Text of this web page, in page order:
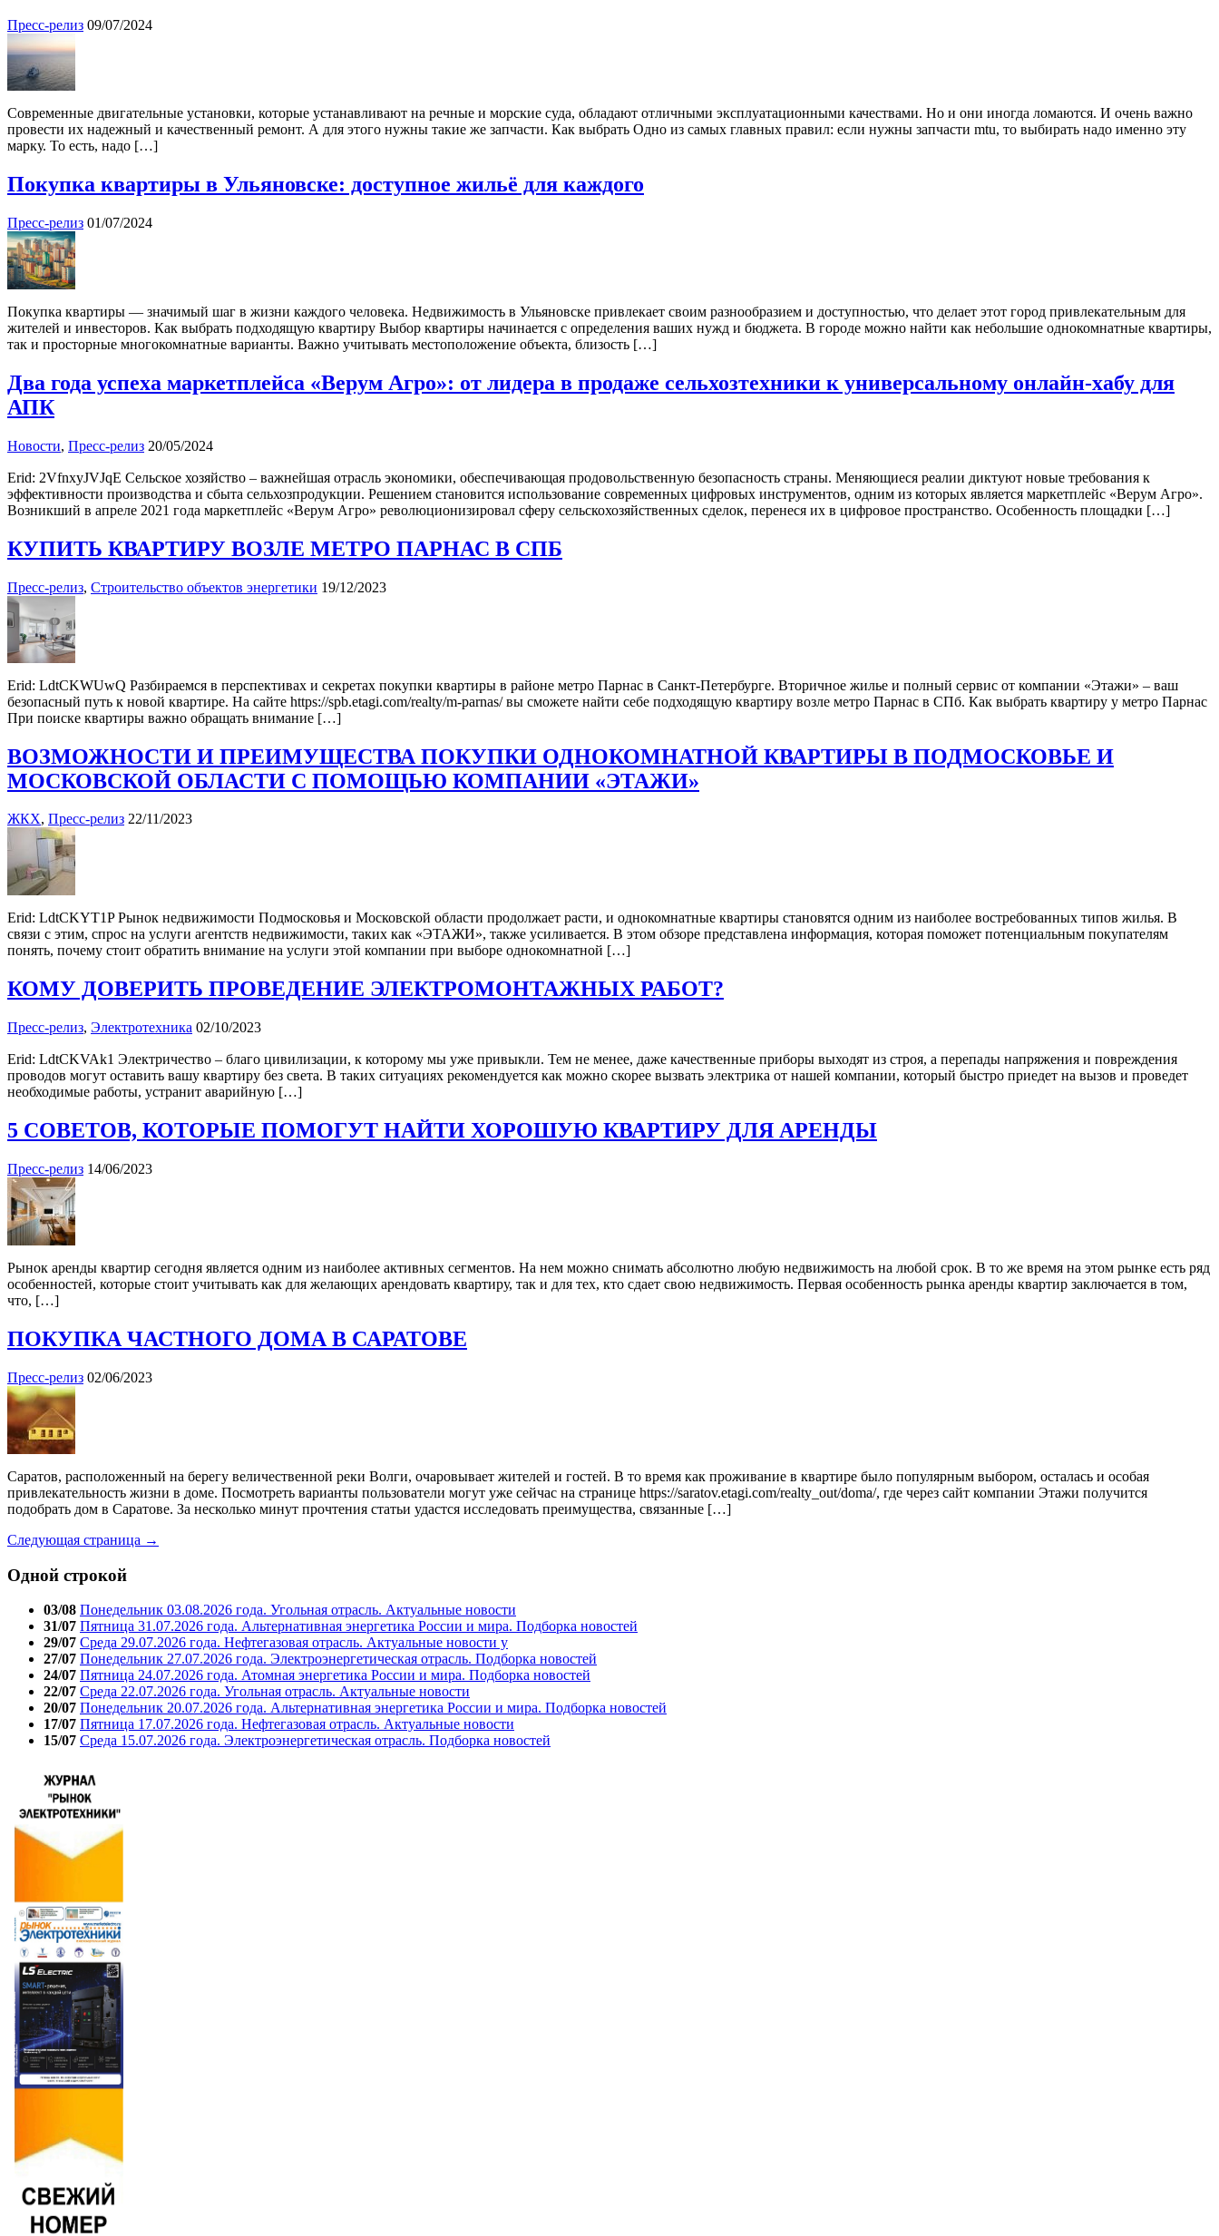
Пресс-релиз 09/07/2024
Современные двигательные установки, которые устанавливают на речные и морские суда, обладают отличными эксплуатационными качествами. Но и они иногда ломаются. И очень важно
провести их надежный и качественный ремонт. А для этого нужны такие же запчасти. Как выбрать Одно из самых главных правил: если нужны запчасти mtu, то выбирать надо именно эту
марку. То есть, надо […]
Покупка квартиры в Ульяновске: доступное жильё для каждого
Пресс-релиз 01/07/2024
Покупка квартиры — значимый шаг в жизни каждого человека. Недвижимость в Ульяновске привлекает своим разнообразием и доступностью, что делает этот город привлекательным для
жителей и инвесторов. Как выбрать подходящую квартиру Выбор квартиры начинается с определения ваших нужд и бюджета. В городе можно найти как небольшие однокомнатные квартиры,
так и просторные многокомнатные варианты. Важно учитывать местоположение объекта, близость […]
Два года успеха маркетплейса «Верум Агро»: от лидера в продаже сельхозтехники к универсальному онлайн-хабу для
АПК
Новости, Пресс-релиз 20/05/2024
Erid: 2VfnxyJVJqE Сельское хозяйство – важнейшая отрасль экономики, обеспечивающая продовольственную безопасность страны. Меняющиеся реалии диктуют новые требования к
эффективности производства и сбыта сельхозпродукции. Решением становится использование современных цифровых инструментов, одним из которых является маркетплейс «Верум Агро».
Возникший в апреле 2021 года маркетплейс «Верум Агро» революционизировал сферу сельскохозяйственных сделок, перенеся их в цифровое пространство. Особенность площадки […]
КУПИТЬ КВАРТИРУ ВОЗЛЕ МЕТРО ПАРНАС В СПБ
Пресс-релиз, Строительство объектов энергетики 19/12/2023
Erid: LdtCKWUwQ Разбираемся в перспективах и секретах покупки квартиры в районе метро Парнас в Санкт-Петербурге. Вторичное жилье и полный сервис от компании «Этажи» – ваш
безопасный путь к новой квартире. На сайте https://spb.etagi.com/realty/m-parnas/ вы сможете найти себе подходящую квартиру возле метро Парнас в СПб. Как выбрать квартиру у метро Парнас
При поиске квартиры важно обращать внимание […]
ВОЗМОЖНОСТИ И ПРЕИМУЩЕСТВА ПОКУПКИ ОДНОКОМНАТНОЙ КВАРТИРЫ В ПОДМОСКОВЬЕ И
МОСКОВСКОЙ ОБЛАСТИ С ПОМОЩЬЮ КОМПАНИИ «ЭТАЖИ»
ЖКХ, Пресс-релиз 22/11/2023
Erid: LdtCKYT1P Рынок недвижимости Подмосковья и Московской области продолжает расти, и однокомнатные квартиры становятся одним из наиболее востребованных типов жилья. В
связи с этим, спрос на услуги агентств недвижимости, таких как «ЭТАЖИ», также усиливается. В этом обзоре представлена информация, которая поможет потенциальным покупателям
понять, почему стоит обратить внимание на услуги этой компании при выборе однокомнатной […]
КОМУ ДОВЕРИТЬ ПРОВЕДЕНИЕ ЭЛЕКТРОМОНТАЖНЫХ РАБОТ?
Пресс-релиз, Электротехника 02/10/2023
Erid: LdtCKVAk1 Электричество – благо цивилизации, к которому мы уже привыкли. Тем не менее, даже качественные приборы выходят из строя, а перепады напряжения и повреждения
проводов могут оставить вашу квартиру без света. В таких ситуациях рекомендуется как можно скорее вызвать электрика от нашей компании, который быстро приедет на вызов и проведет
необходимые работы, устранит аварийную […]
5 СОВЕТОВ, КОТОРЫЕ ПОМОГУТ НАЙТИ ХОРОШУЮ КВАРТИРУ ДЛЯ АРЕНДЫ
Пресс-релиз 14/06/2023
Рынок аренды квартир сегодня является одним из наиболее активных сегментов. На нем можно снимать абсолютно любую недвижимость на любой срок. В то же время на этом рынке есть ряд
особенностей, которые стоит учитывать как для желающих арендовать квартиру, так и для тех, кто сдает свою недвижимость. Первая особенность рынка аренды квартир заключается в том,
что, […]
ПОКУПКА ЧАСТНОГО ДОМА В САРАТОВЕ
Пресс-релиз 02/06/2023
Саратов, расположенный на берегу величественной реки Волги, очаровывает жителей и гостей. В то время как проживание в квартире было популярным выбором, осталась и особая
привлекательность жизни в доме. Посмотреть варианты пользователи могут уже сейчас на странице https://saratov.etagi.com/realty_out/doma/, где через сайт компании Этажи получится
подобрать дом в Саратове. За несколько минут прочтения статьи удастся исследовать преимущества, связанные […]
Следующая страница →
Одной строкой
03/08 Понедельник 03.08.2026 года. Угольная отрасль. Актуальные новости
31/07 Пятница 31.07.2026 года. Альтернативная энергетика России и мира. Подборка новостей
29/07 Среда 29.07.2026 года. Нефтегазовая отрасль. Актуальные новости у
27/07 Понедельник 27.07.2026 года. Электроэнергетическая отрасль. Подборка новостей
24/07 Пятница 24.07.2026 года. Атомная энергетика России и мира. Подборка новостей
22/07 Среда 22.07.2026 года. Угольная отрасль. Актуальные новости
20/07 Понедельник 20.07.2026 года. Альтернативная энергетика России и мира. Подборка новостей
17/07 Пятница 17.07.2026 года. Нефтегазовая отрасль. Актуальные новости
15/07 Среда 15.07.2026 года. Электроэнергетическая отрасль. Подборка новостей